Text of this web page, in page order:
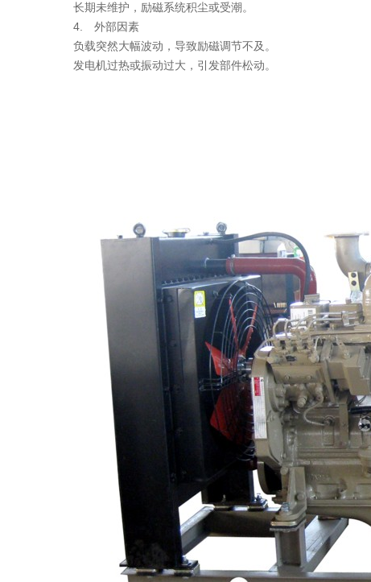
长期未维护，励磁系统积尘或受潮。
4. 外部因素
负载突然大幅波动，导致励磁调节不及。
发电机过热或振动过大，引发部件松动。